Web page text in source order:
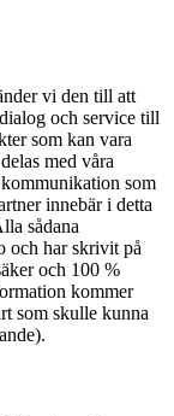
vi den till att
och service till
som kan vara
med våra
kommunikation som
innebär i detta
sådana
och har skrivit på
och 100 %
kommer
som skulle kunna